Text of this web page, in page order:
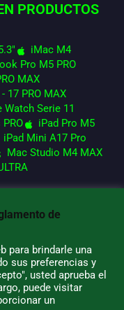
PRODUCTOS
iMac M4
Pro M5 PRO
MAX
17 PRO MAX
Watch Serie 11
iPad Pro M5
iPad Mini A17 Pro
Mac Studio M4 MAX
de
para brindarle una
sus preferencias y
usted aprueba el
puede visitar
un